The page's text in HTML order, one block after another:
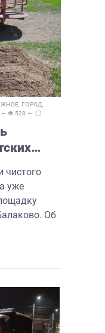
ГОРОД
— 👁 528 —
чистого
уже
Об